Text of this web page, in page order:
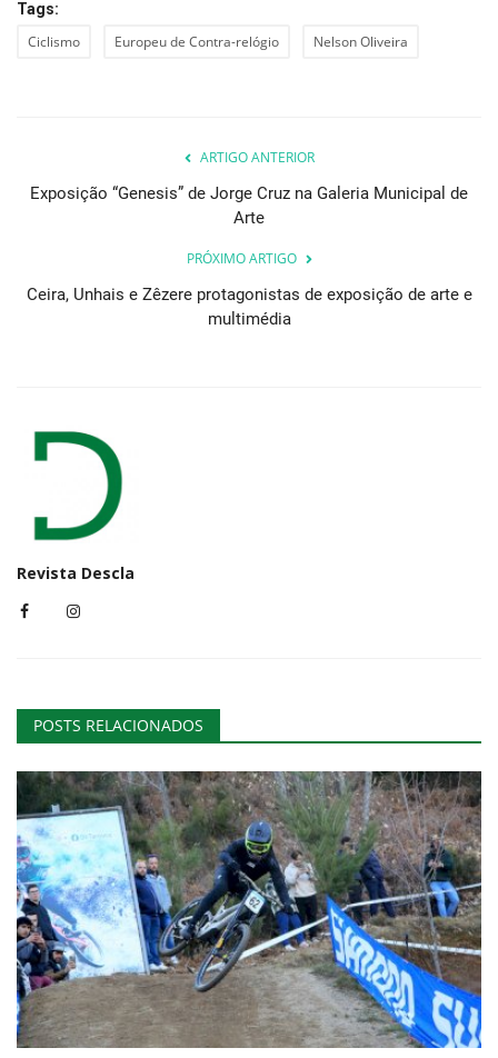
Tags:
Ciclismo Europeu de Contra-relógio Nelson Oliveira
ARTIGO ANTERIOR
Exposição “Genesis” de Jorge Cruz na Galeria Municipal de
Arte
PRÓXIMO ARTIGO
Ceira, Unhais e Zêzere protagonistas de exposição de arte e
multimédia
Revista Descla
POSTS RELACIONADOS